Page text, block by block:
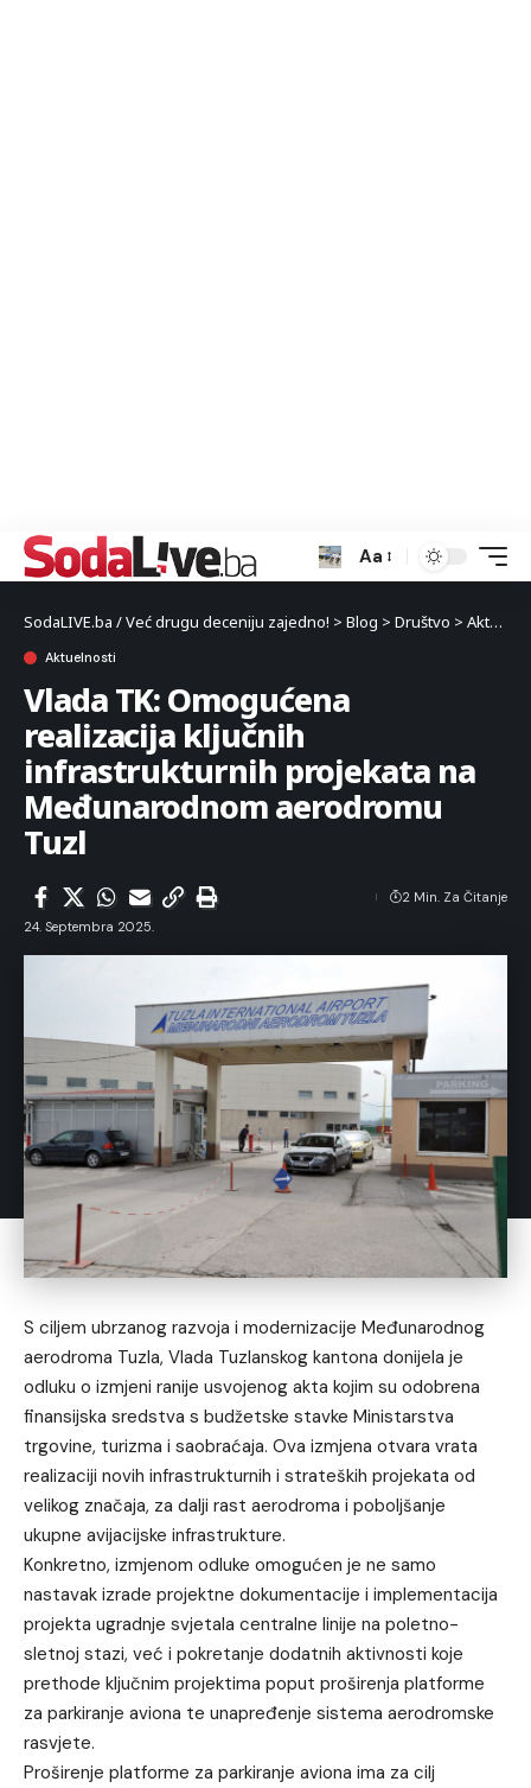
Aa
SodaLIVE.ba / Već drugu deceniju zajedno! > Blog > Društvo > Aktuelnosti
Aktuelnosti
Vlada TK: Omogućena
realizacija ključnih
infrastrukturnih projekata na
Međunarodnom aerodromu
Tuzl
24. Septembra 2025.
2 Min. Za Čitanje
S ciljem ubrzanog razvoja i modernizacije Međunarodnog
aerodroma Tuzla, Vlada Tuzlanskog kantona donijela je
odluku o izmjeni ranije usvojenog akta kojim su odobrena
finansijska sredstva s budžetske stavke Ministarstva
trgovine, turizma i saobraćaja. Ova izmjena otvara vrata
realizaciji novih infrastrukturnih i strateških projekata od
velikog značaja, za dalji rast aerodroma i poboljšanje
ukupne avijacijske infrastrukture.
Konkretno, izmjenom odluke omogućen je ne samo
nastavak izrade projektne dokumentacije i implementacija
projekta ugradnje svjetala centralne linije na poletno-
sletnoj stazi, već i pokretanje dodatnih aktivnosti koje
prethode ključnim projektima poput proširenja platforme
za parkiranje aviona te unapređenje sistema aerodromske
rasvjete.
Proširenje platforme za parkiranje aviona ima za cilj